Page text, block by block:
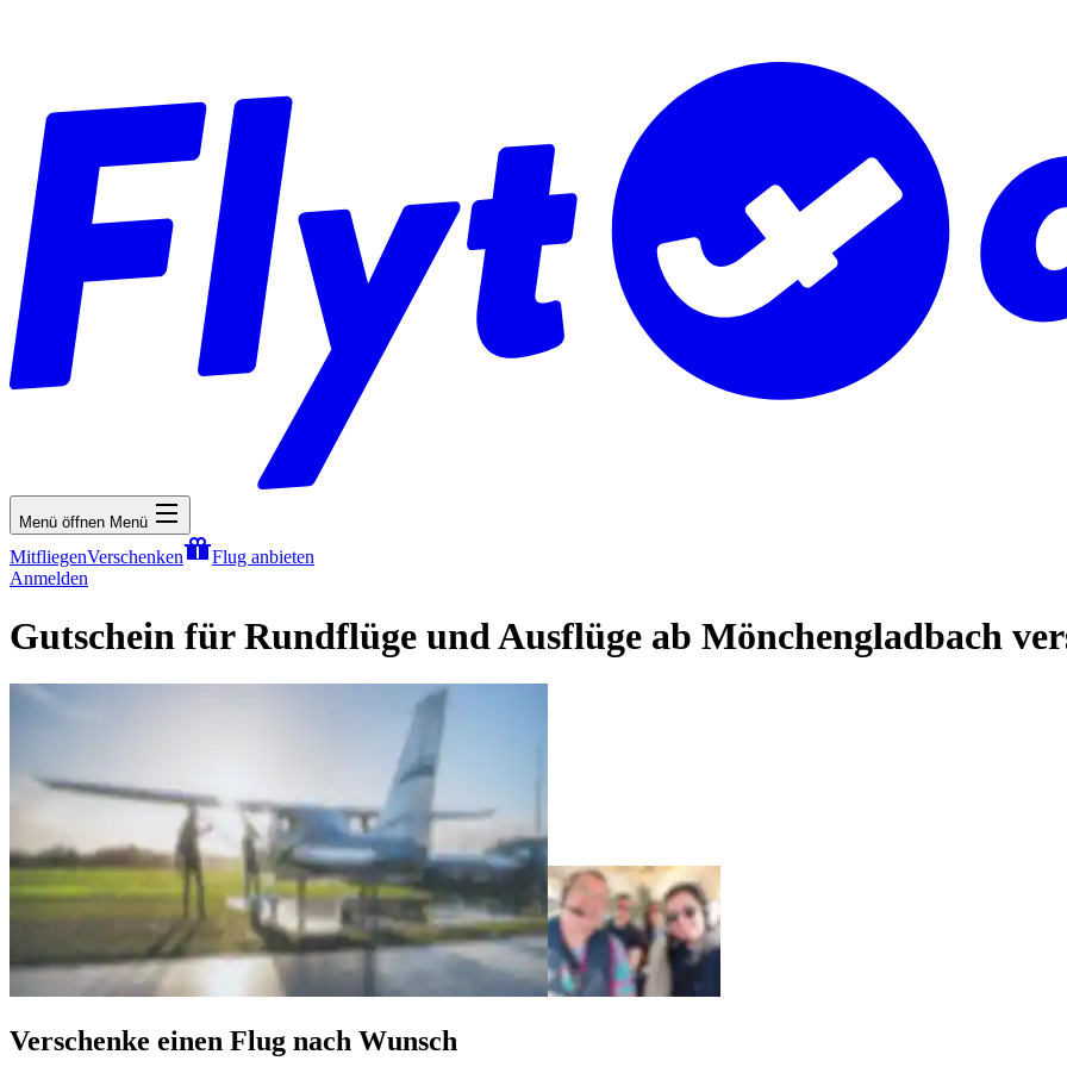
Menü öffnen Menü
MitfliegenVerschenken
Flug anbieten
Anmelden
Gutschein für Rundflüge und Ausflüge ab Mönchengladbach
Verschenke einen Flug nach Wunsch